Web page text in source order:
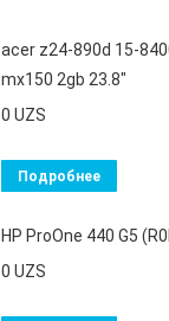
acer z24-890d 15-
mx150 2gb 23.8"
0 UZS
Подробнее
HP ProOne 440 G5
0 UZS